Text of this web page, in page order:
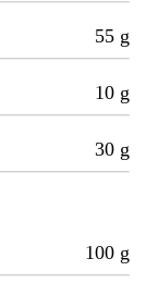
55 g
10 g
30 g
100 g